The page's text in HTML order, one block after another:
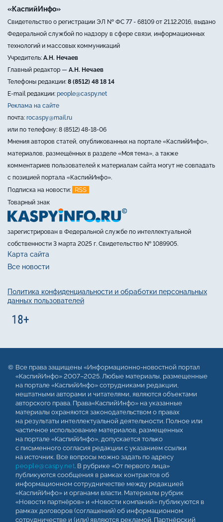
«КаспийИнфо»
Свидетельство о регистрации ЭЛ № ФС 77 - 68109 от 21.12.2016, выдано
Федеральной службой по надзору в сфере связи, информационных
технологий и массовых коммуникаций
Учредитель: А.Н. Нечаев
Главный редактор — А.Н. Нечаев
Телефоны редакции: 8 (8512) 48 18 14
E-mail редакции: people@caspy.net
Реклама на сайте
почта: rocaspy@mail.ru
или по телефону: 8 (8512) 48-18-06
Мнения авторов статей, опубликованных на портале «КаспийИнфо»,
материалов, размещённых в разделе «Моя тема», а также
комментариев пользователей к материалам сайта могут не совпадать
с позицией портала «КаспийИнфо».
Подписка на новости:
RSS
Товарный знак
зарегистрирован в Федеральной службе по интеллектуальной
собственности 3 марта 2025 г. Свидетельство № 1089905.
Карта сайта
Все новости
Политика конфиденциальности и обработки персональных
данных пользователей
Все права защищены «Информационно-новостной портал
«КаспийИнфо» 2007–2025. Любые материалы, размещенные
на портале «КаспийИнфо» сотрудниками редакции,
нештатными авторами и читателями, являются объектами
авторского права. Права«КаспийИнфо» на указанные
материалы охраняются законодательством о правах
на результаты интеллектуальной деятельности. Полное или
частичное использование материалов, размещенных
на портале «КаспийИнфо», допускается только
с письменного согласия редакции с указанием ссылки
на источник. Все вопросы можно задать по адресу
people@caspy.net. В рубрике «От первого лица»
публикуются сообщения в рамках контрактов об
информационном сотрудничестве между редакцией
«КаспийИнфо» и органами власти. Материалы рубрик
«Новости партнёров» и «Новости компаний» публикуются в
рамках договоров (соглашений) об информационном
сотрудничестве и (или) являются рекламой. Партнёрский